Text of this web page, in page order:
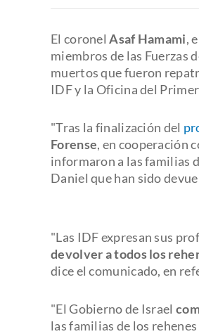
El coronelAsaf Hamami,
miembros de las Fuerzas
muertos que fueron
IDF y la Oficina del
"Tras la finalización del
Forense, en cooperación
informaron a las familias
Daniel que han sido
"Las IDF expresan sus
devolver a todos los
dice el comunicado, en
"El Gobierno de Israel
las familias de los